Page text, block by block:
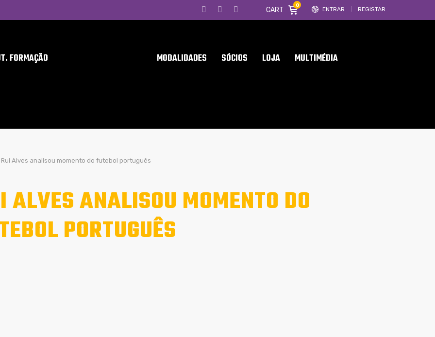
ENTRAR REGISTAR
CART
0
FORMAÇÃO MODALIDADES SÓCIOS LOJA MULTIMÉDIA
Rui Alves analisou momento do futebol português
ALVES ANALISOU MOMENTO DO
PORTUGUÊS